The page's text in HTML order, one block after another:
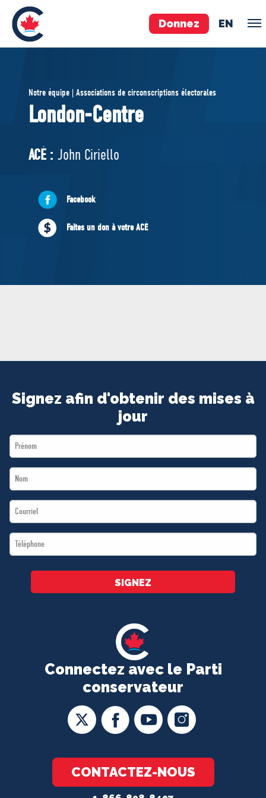
Donnez EN
ÉQUIPE
Pierre Poilievre
Vos députés conservateurs
Cabinet fantôme
Exécutif national
À PROPOS
Documents constitutifs
Notre équipe | Associations de circonscriptions électorales
London-Centre
ACÉ : John Ciriello
Facebook
Faites un don à votre ACÉ
Connectez avec le Parti
conservateur
CONTACTEZ-NOUS
Signez afin d'obtenir des mises à
jour
First
Name
Last
Name
Email
*
Téléphone
*
SIGNEZ